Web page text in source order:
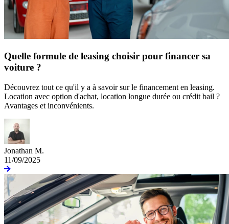
Quelle formule de leasing choisir pour financer sa
voiture ?
Découvrez tout ce qu'il y a à savoir sur le financement en leasing.
Location avec option d'achat, location longue durée ou crédit bail ?
Avantages et inconvénients.
Jonathan M.
11/09/2025